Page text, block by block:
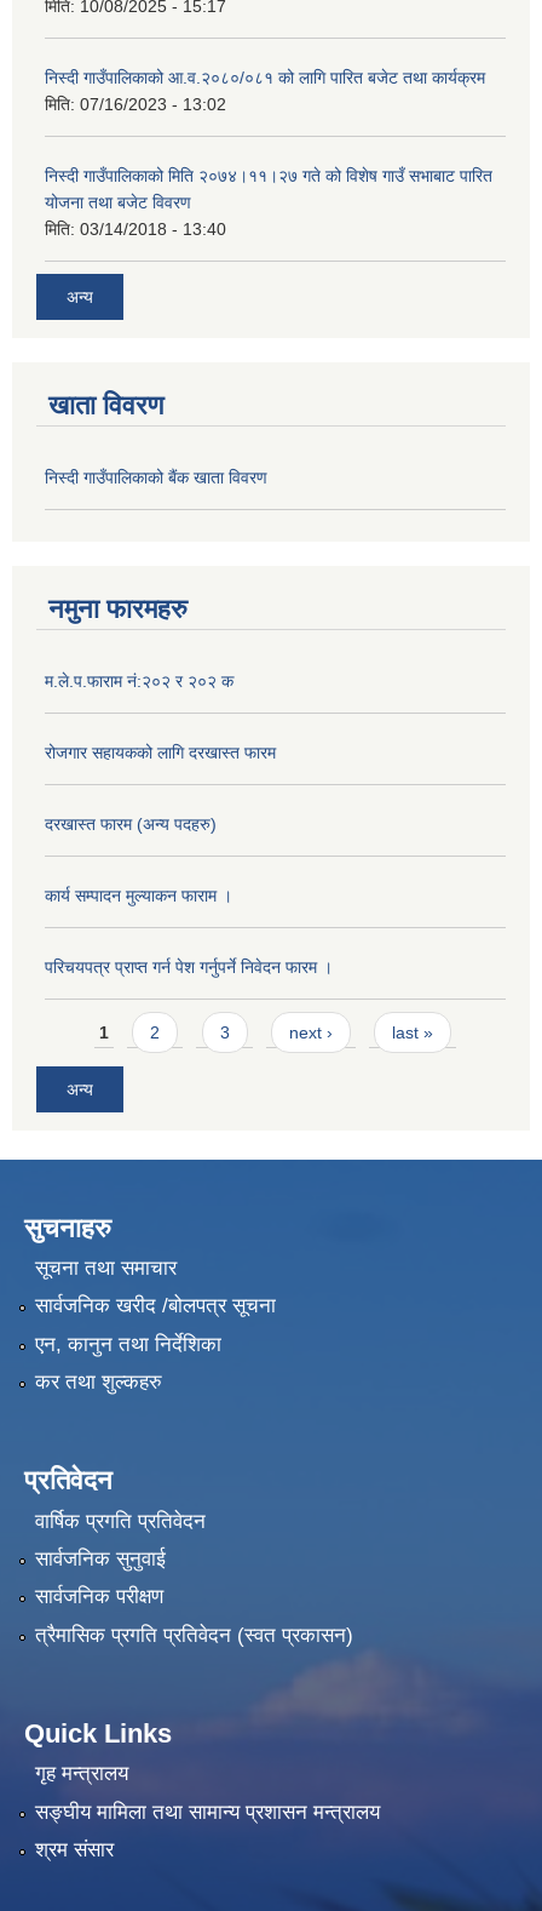
मिति: 10/08/2025 - 15:17
निस्दी गाउँपालिकाको आ.व.२०८०/०८१ को लागि पारित बजेट तथा कार्यक्रम
मिति: 07/16/2023 - 13:02
निस्दी गाउँपालिकाको मिति २०७४।११।२७ गते को विशेष गाउँ सभाबाट पारित
योजना तथा बजेट विवरण
मिति: 03/14/2018 - 13:40
अन्य
खाता विवरण
निस्दी गाउँपालिकाको बैंक खाता विवरण
नमुना फारमहरु
म.ले.प.फाराम नं:२०२ र २०२ क
रोजगार सहायकको लागि दरखास्त फारम
दरखास्त फारम (अन्य पदहरु)
कार्य सम्पादन मुल्याक‌न फाराम ।
परिचयपत्र प्राप्त गर्न पेश गर्नुपर्ने निवेदन फारम ।
Pages
1 2 3 next › last »
अन्य
सुचनाहरु
सूचना तथा समाचार
सार्वजनिक खरीद /बोलपत्र सूचना
एन, कानुन तथा निर्देशिका
कर तथा शुल्कहरु
प्रतिवेदन
वार्षिक प्रगति प्रतिवेदन
सार्वजनिक सुनुवाई
सार्वजनिक परीक्षण
त्रैमासिक प्रगति प्रतिवेदन (स्वत प्रकासन)
Quick Links
गृह मन्त्रालय
सङ्‍घीय मामिला तथा सामान्य प्रशासन मन्त्रालय
श्रम संसार